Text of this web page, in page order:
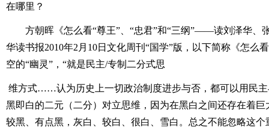
在哪里？
方朝晖《怎么看“尊王”、“忠君”和“三纲”――读刘泽华、
华读书报2010年2月10日文化周刊“国学”版，以下简称《怎么
空的“幽灵”，“就是民主/专制二分式思
维方式……认为历史上一切政治制度进步与否，都可以用民主
黑即白的二元（二分）对立思维，因为在黑白之间还存在着
较黑、有点黑，灰白、较白、很白、雪白。总之不能忽略这